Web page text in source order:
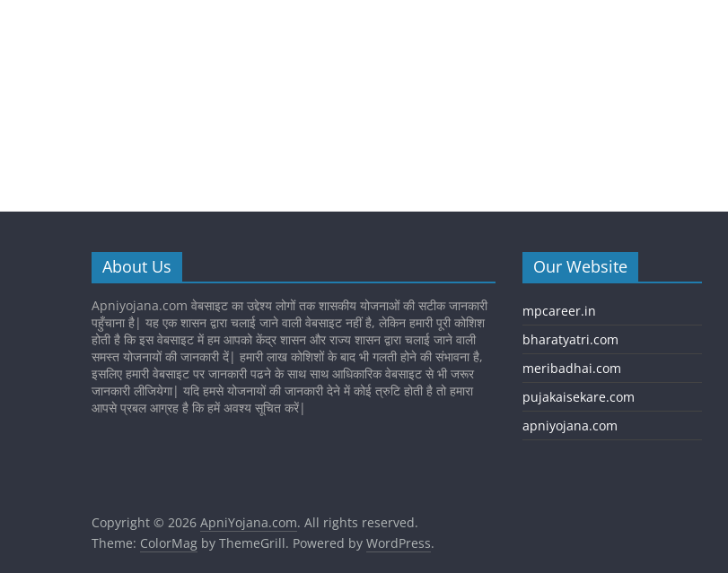
About Us
Apniyojana.com वेबसाइट का उद्देश्य लोगों तक शासकीय योजनाओं की सटीक जानकारी
पहुँचाना है| यह एक शासन द्वारा चलाई जाने वाली वेबसाइट नहीं है, लेकिन हमारी पूरी कोशिश
होती है कि इस वेबसाइट में हम आपको केंद्र शासन और राज्य शासन द्वारा चलाई जाने वाली
समस्त योजनायों की जानकारी दें| हमारी लाख कोशिशों के बाद भी गलती होने की संभावना है,
इसलिए हमारी वेबसाइट पर जानकारी पढने के साथ साथ आधिकारिक वेबसाइट से भी जरूर
जानकारी लीजियेगा| यदि हमसे योजनायों की जानकारी देने में कोई त्रुटि होती है तो हमारा
आपसे प्रबल आग्रह है कि हमें अवश्य सूचित करें|
Our Website
mpcareer.in
bharatyatri.com
meribadhai.com
pujakaisekare.com
apniyojana.com
Copyright © 2026 ApniYojana.com. All rights reserved.
Theme: ColorMag by ThemeGrill. Powered by WordPress.